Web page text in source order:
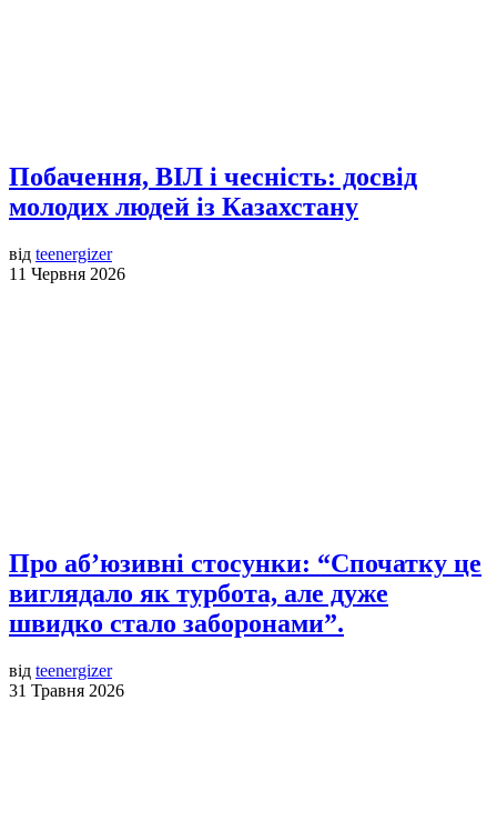
Побачення, ВІЛ і чесність: досвід
молодих людей із Казахстану
від teenergizer
11 Червня 2026
Про аб’юзивні стосунки: “Спочатку це
виглядало як турбота, але дуже
швидко стало заборонами”.
від teenergizer
31 Травня 2026